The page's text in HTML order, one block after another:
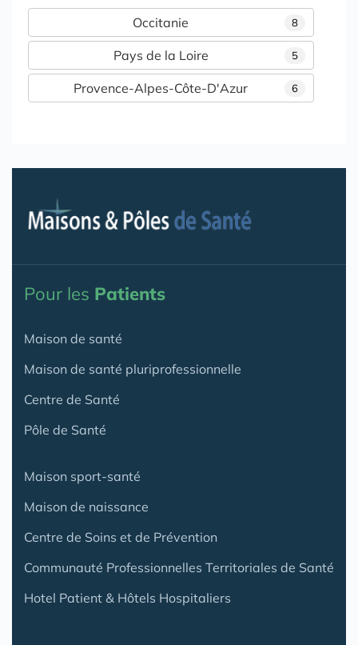
8
Occitanie
5
Pays de la Loire
6
Provence-Alpes-Côte-D'Azur
Pour les Patients
Maison de santé
Maison de santé pluriprofessionnelle
Centre de Santé
Pôle de Santé
Maison sport-santé
Maison de naissance
Centre de Soins et de Prévention
Communauté Professionnelles Territoriales de Santé
Hotel Patient & Hôtels Hospitaliers